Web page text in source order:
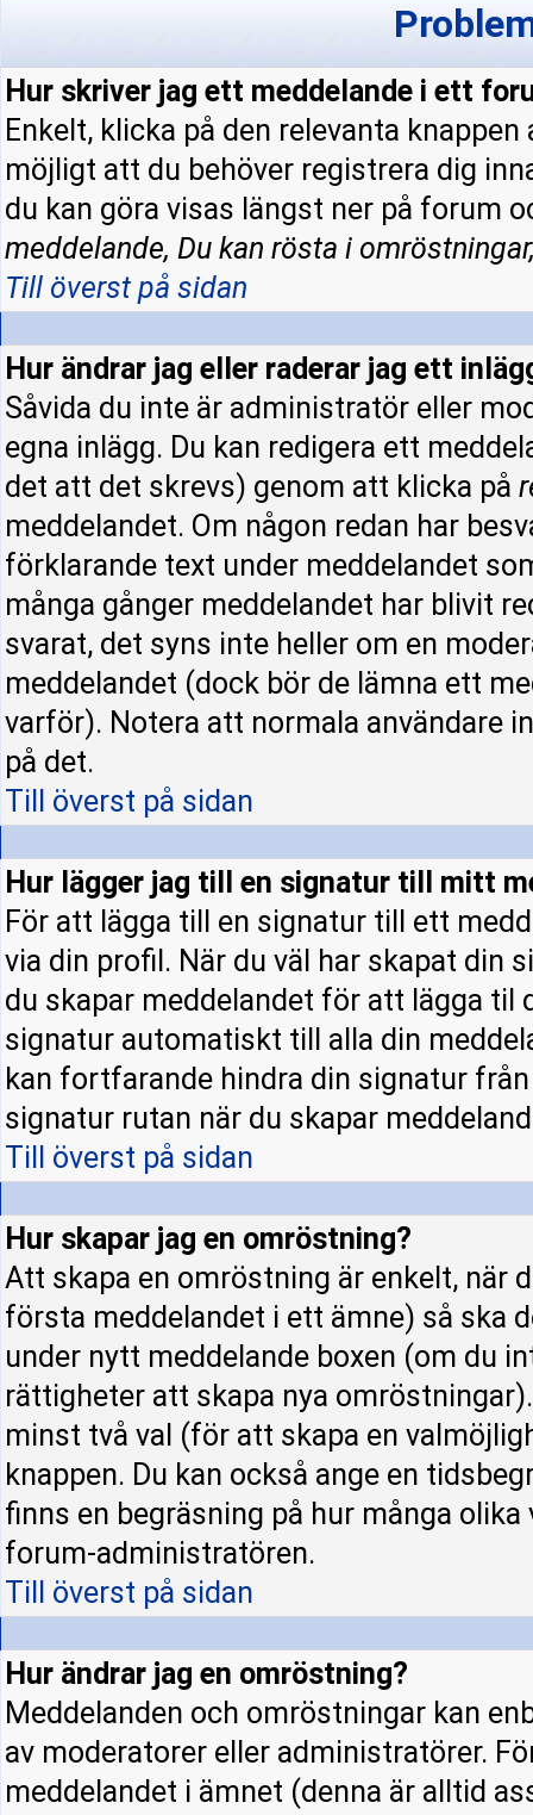
Hur skriver jag ett meddelande i ett
Enkelt, klicka på den relevanta
möjligt att du behöver registrera dig
du kan göra visas längst ner på forum
meddelande, Du kan rösta i
Till överst på sidan
Hur ändrar jag eller raderar jag ett
Såvida du inte är administratör eller
egna inlägg. Du kan redigera ett
det att det skrevs) genom att klicka på
meddelandet. Om någon redan har
förklarande text under meddelandet
många gånger meddelandet har blivit
svarat, det syns inte heller om en
meddelandet (dock bör de lämna ett
varför). Notera att normala användare
på det.
Till överst på sidan
Hur lägger jag till en signatur till mitt
För att lägga till en signatur till ett
via din profil. När du väl har skapat din
du skapar meddelandet för att lägga til
signatur automatiskt till alla din
kan fortfarande hindra din signatur
signatur rutan när du skapar
Till överst på sidan
Hur skapar jag en omröstning?
Att skapa en omröstning är enkelt, när
första meddelandet i ett ämne) så ska
under nytt meddelande boxen (om du
rättigheter att skapa nya
minst två val (för att skapa en
knappen. Du kan också ange en
finns en begräsning på hur många
forum-administratören.
Till överst på sidan
Hur ändrar jag en omröstning?
Meddelanden och omröstningar kan
av moderatorer eller administratörer.
meddelandet i ämnet (denna är alltid